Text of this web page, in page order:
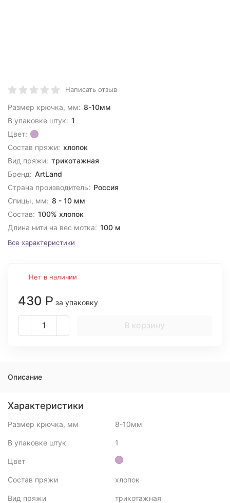
Написать отзыв
Размер крючка, мм: 8-10мм
В упаковке штук: 1
Цвет:
Состав пряжи: хлопок
Вид пряжи: трикотажная
Бренд: ArtLand
Страна производитель: Россия
Спицы, мм: 8 - 10 мм
Состав: 100% хлопок
Длина нити на вес мотка: 100 м
Все характеристики
Нет в наличии
430 Р за упаковку
В корзину
Описание
Характеристики
Размер крючка, мм 8-10мм
В упаковке штук 1
Цвет
Состав пряжи хлопок
Вид пряжи трикотажная